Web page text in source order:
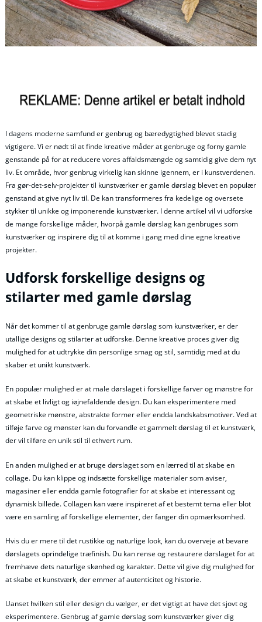
I dagens moderne samfund er genbrug og bæredygtighed blevet stadig
vigtigere. Vi er nødt til at finde kreative måder at genbruge og forny gamle
genstande på for at reducere vores affaldsmængde og samtidig give dem nyt
liv. Et område, hvor genbrug virkelig kan skinne igennem, er i kunstverdenen.
Fra gør-det-selv-projekter til kunstværker er gamle dørslag blevet en populær
genstand at give nyt liv til. De kan transformeres fra kedelige og oversete
stykker til unikke og imponerende kunstværker. I denne artikel vil vi udforske
de mange forskellige måder, hvorpå gamle dørslag kan genbruges som
kunstværker og inspirere dig til at komme i gang med dine egne kreative
projekter.
Udforsk forskellige designs og
stilarter med gamle dørslag
Når det kommer til at genbruge gamle dørslag som kunstværker, er der
utallige designs og stilarter at udforske. Denne kreative proces giver dig
mulighed for at udtrykke din personlige smag og stil, samtidig med at du
skaber et unikt kunstværk.
En populær mulighed er at male dørslaget i forskellige farver og mønstre for
at skabe et livligt og iøjnefaldende design. Du kan eksperimentere med
geometriske mønstre, abstrakte former eller endda landskabsmotiver. Ved at
tilføje farve og mønster kan du forvandle et gammelt dørslag til et kunstværk,
der vil tilføre en unik stil til ethvert rum.
En anden mulighed er at bruge dørslaget som en lærred til at skabe en
collage. Du kan klippe og indsætte forskellige materialer som aviser,
magasiner eller endda gamle fotografier for at skabe et interessant og
dynamisk billede. Collagen kan være inspireret af et bestemt tema eller blot
være en samling af forskellige elementer, der fanger din opmærksomhed.
Hvis du er mere til det rustikke og naturlige look, kan du overveje at bevare
dørslagets oprindelige træfinish. Du kan rense og restaurere dørslaget for at
fremhæve dets naturlige skønhed og karakter. Dette vil give dig mulighed for
at skabe et kunstværk, der emmer af autenticitet og historie.
Uanset hvilken stil eller design du vælger, er det vigtigt at have det sjovt og
eksperimentere. Genbrug af gamle dørslag som kunstværker giver dig